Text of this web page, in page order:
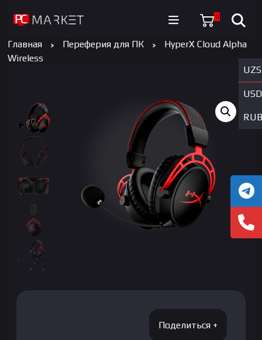
0
UZS
USD
RUB
Главная Переферия для ПК
HyperX Cloud Alpha
Wireless